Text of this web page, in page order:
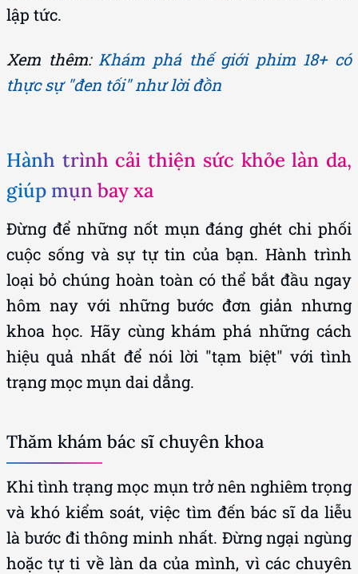
lập tức.
Xem thêm: Khám phá thế giới phim 18+ có
thực sự "đen tối" như lời đồn
Hành trình cải thiện sức khỏe làn da,
giúp mụn bay xa
Đừng để những nốt mụn đáng ghét chi phối
cuộc sống và sự tự tin của bạn. Hành trình
loại bỏ chúng hoàn toàn có thể bắt đầu ngay
hôm nay với những bước đơn giản nhưng
khoa học. Hãy cùng khám phá những cách
hiệu quả nhất để nói lời "tạm biệt" với tình
trạng mọc mụn dai dẳng.
Thăm khám bác sĩ chuyên khoa
Khi tình trạng mọc mụn trở nên nghiêm trọng
và khó kiểm soát, việc tìm đến bác sĩ da liễu
là bước đi thông minh nhất. Đừng ngại ngùng
hoặc tự ti về làn da của mình, vì các chuyên